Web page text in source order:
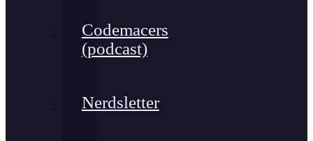
Codemacers
(podcast)
Nerdsletter